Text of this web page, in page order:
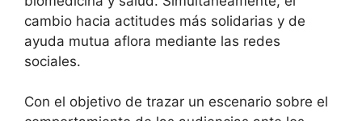
cambio hacia actitudes más solidarias y de
ayuda mutua aflora mediante las redes
sociales.
Con el objetivo de trazar un escenario sobre el